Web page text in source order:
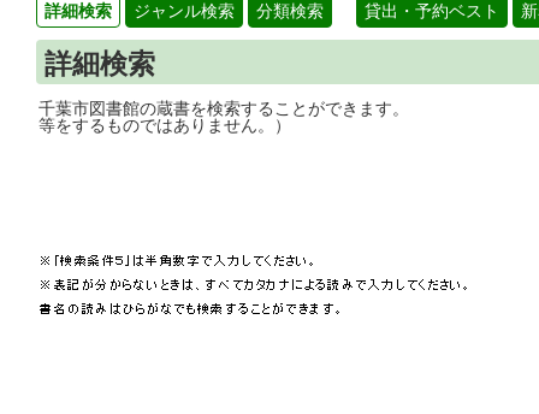
詳細検索 ジャンル検索 分類検索 貸出・予約ベスト
詳細検索
千葉市図書館の蔵書を検索することがで
等をするものではありません。）